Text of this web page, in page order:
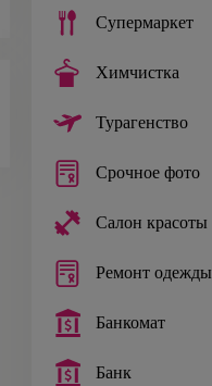
Супермаркет
Химчистка
Турагенство
Срочное фото
Салон красоты
Ремонт одежды
Банкомат
Банк